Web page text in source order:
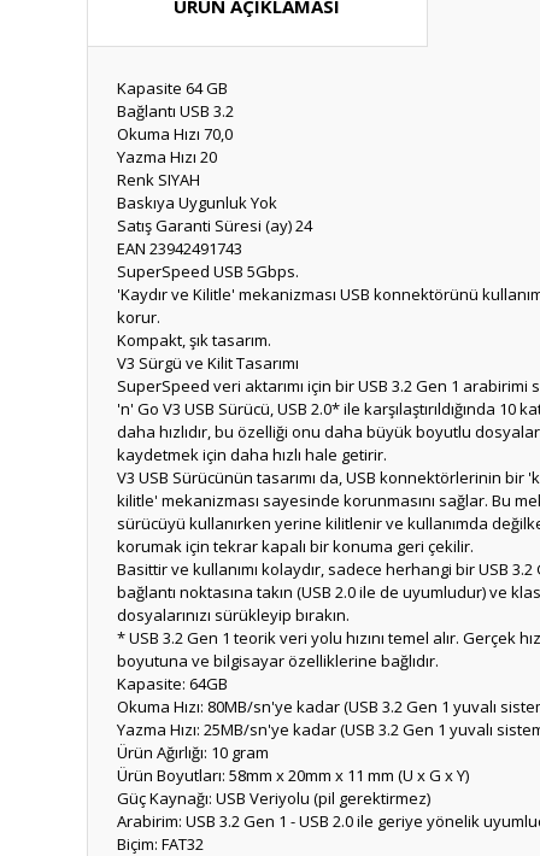
ÜRÜN AÇIKLAMASI
Kapasite 64 GB
Bağlantı USB 3.2
Okuma Hızı 70,0
Yazma Hızı 20
Renk SIYAH
Baskıya UygunlukYok
Satış Garanti Süresi (ay)24
EAN 23942491743
SuperSpeed USB 5Gbps.
'Kaydır ve Kilitle' mekanizması USB konnektörünü
korur.
Kompakt, şık tasarım.
V3 Sürgü ve Kilit Tasarımı
SuperSpeed veri aktarımı için bir USB 3.2 Gen 1 arabirimi
'n' Go V3 USB Sürücü, USB 2.0* ile karşılaştırıldığında 10
daha hızlıdır, bu özelliği onu daha büyük boyutlu
kaydetmek için daha hızlı hale getirir.
V3 USB Sürücünün tasarımı da, USB konnektörlerinin bir
kilitle' mekanizması sayesinde korunmasını sağlar. Bu
sürücüyü kullanırken yerine kilitlenir ve kullanımda
korumak için tekrar kapalı bir konuma geri çekilir.
Basittir ve kullanımı kolaydır, sadece herhangi bir USB 3.2
bağlantı noktasına takın (USB 2.0 ile de uyumludur) ve
dosyalarınızı sürükleyip bırakın.
* USB 3.2 Gen 1 teorik veri yolu hızını temel alır. Gerçek
boyutuna ve bilgisayar özelliklerine bağlıdır.
Kapasite: 64GB
Okuma Hızı: 80MB/sn'ye kadar (USB 3.2 Gen 1 yuvalı
Yazma Hızı: 25MB/sn'ye kadar (USB 3.2 Gen 1 yuvalı
Ürün Ağırlığı: 10 gram
Ürün Boyutları: 58mm x 20mm x 11 mm (U x G x Y)
Güç Kaynağı: USB Veriyolu (pil gerektirmez)
Arabirim: USB 3.2 Gen 1 - USB 2.0 ile geriye yönelik
Biçim: FAT32